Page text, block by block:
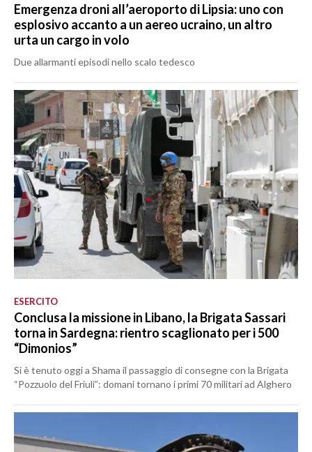
Emergenza droni all’aeroporto di Lipsia: uno con
esplosivo accanto a un aereo ucraino, un altro
urta un cargo in volo
Due allarmanti episodi nello scalo tedesco
ESERCITO
Conclusa la missione in Libano, la Brigata Sassari
torna in Sardegna: rientro scaglionato per i 500
“Dimonios”
Si è tenuto oggi a Shama il passaggio di consegne con la Brigata
“Pozzuolo del Friuli”: domani tornano i primi 70 militari ad Alghero